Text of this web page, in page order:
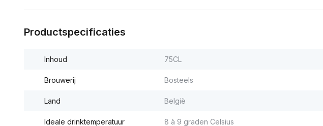
Productspecificaties
Inhoud 75CL
Brouwerij Bosteels
Land België
Ideale drinktemperatuur 8 à 9 graden Celsius